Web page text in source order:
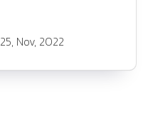
25, Nov, 2022